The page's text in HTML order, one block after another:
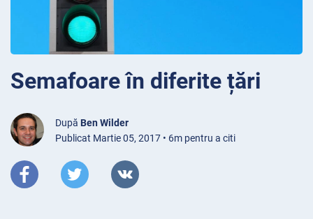
Semafoare în diferite țări
După Ben Wilder
Publicat Martie 05, 2017 • 6m pentru a citi